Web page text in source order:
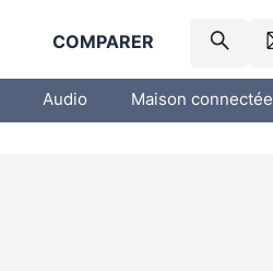
COMPARER
Audio Maison connectée